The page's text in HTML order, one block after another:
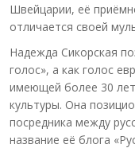
Швейцарии, её
отличается своей
Надежда Сикорская
голос», а как голос
имеющей более 30
культуры. Она
посредника между
название её блога